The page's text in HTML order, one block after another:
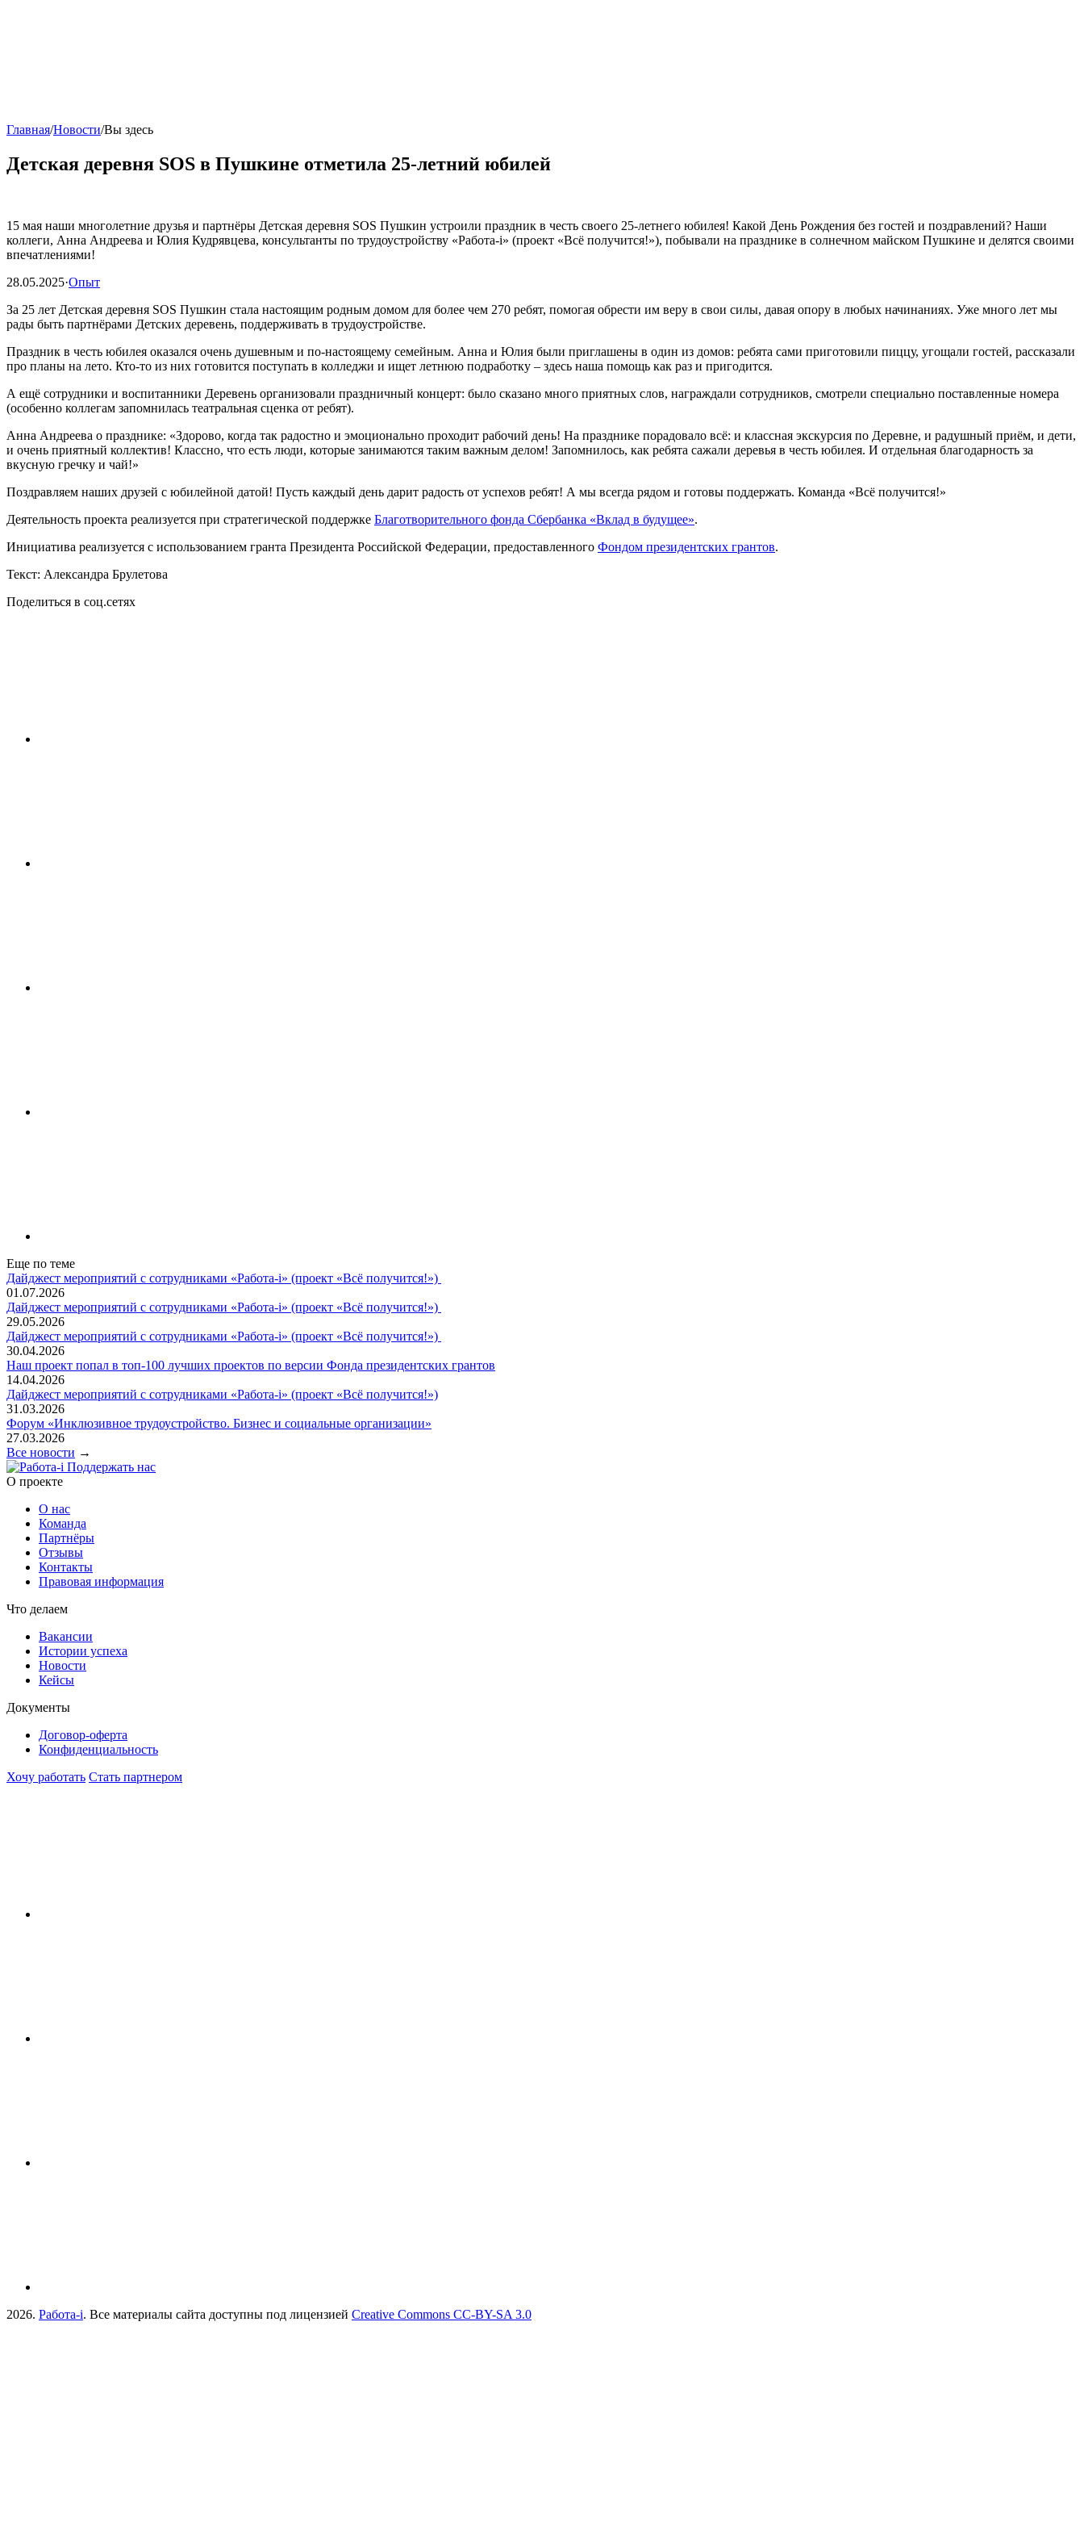
Главная/Новости/Вы здесь
Детская деревня SOS в Пушкине отметила 25-летний юбилей
15 мая наши многолетние друзья и партнёры Детская деревня SOS Пушкин устроили праздник в честь своего 25-летнего юбилея! Какой День Рождения без гостей и поздравлений? Наши
коллеги, Анна Андреева и Юлия Кудрявцева, консультанты по трудоустройству «Работа-i» (проект «Всё получится!»), побывали на празднике в солнечном майском Пушкине и делятся своими
впечатлениями!
28.05.2025·Опыт
За 25 лет Детская деревня SOS Пушкин стала настоящим родным домом для более чем 270 ребят, помогая обрести им веру в свои силы, давая опору в любых начинаниях. Уже много лет мы
рады быть партнёрами Детских деревень, поддерживать в трудоустройстве.
Праздник в честь юбилея оказался очень душевным и по-настоящему семейным. Анна и Юлия были приглашены в один из домов: ребята сами приготовили пиццу, угощали гостей, рассказали
про планы на лето. Кто-то из них готовится поступать в колледжи и ищет летнюю подработку – здесь наша помощь как раз и пригодится.
А ещё сотрудники и воспитанники Деревень организовали праздничный концерт: было сказано много приятных слов, награждали сотрудников, смотрели специально поставленные номера
(особенно коллегам запомнилась театральная сценка от ребят).
Анна Андреева о празднике: «Здорово, когда так радостно и эмоционально проходит рабочий день! На празднике порадовало всё: и классная экскурсия по Деревне, и радушный приём, и дети,
и очень приятный коллектив! Классно, что есть люди, которые занимаются таким важным делом! Запомнилось, как ребята сажали деревья в честь юбилея. И отдельная благодарность за
вкусную гречку и чай!»
Поздравляем наших друзей с юбилейной датой! Пусть каждый день дарит радость от успехов ребят! А мы всегда рядом и готовы поддержать. Команда «Всё получится!»
Деятельность проекта реализуется при стратегической поддержке Благотворительного фонда Сбербанка «Вклад в будущее».
Инициатива реализуется с использованием гранта Президента Российской Федерации, предоставленного Фондом президентских грантов.
Текст: Александра Брулетова
Поделиться в соц.сетях
Еще по теме
Дайджест мероприятий с сотрудниками «Работа-i» (проект «Всё получится!»)
01.07.2026
Дайджест мероприятий с сотрудниками «Работа-i» (проект «Всё получится!»)
29.05.2026
Дайджест мероприятий с сотрудниками «Работа-i» (проект «Всё получится!»)
30.04.2026
Наш проект попал в топ‑100 лучших проектов по версии Фонда президентских грантов
14.04.2026
Дайджест мероприятий с сотрудниками «Работа-i» (проект «Всё получится!»)
31.03.2026
Форум «Инклюзивное трудоустройство. Бизнес и социальные организации»
27.03.2026
Все новости →
Поддержать нас
O проекте
О нас
Команда
Партнёры
Отзывы
Контакты
Правовая информация
Что делаем
Вакансии
Истории успеха
Новости
Кейсы
Документы
Договор-оферта
Конфиденциальность
Хочу работать Стать партнером
2026. Работа-i. Все материалы сайта доступны под лицензией Creative Commons СС-BY-SA 3.0